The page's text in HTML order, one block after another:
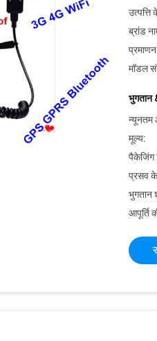
उत्पत्ति
ब्रांड
प्रमाणन:
मॉडल
भुगतान
न्यूनतम
मूल्य:
पैकेजिंग
प्रसव
भुगतान
आपूर्ति